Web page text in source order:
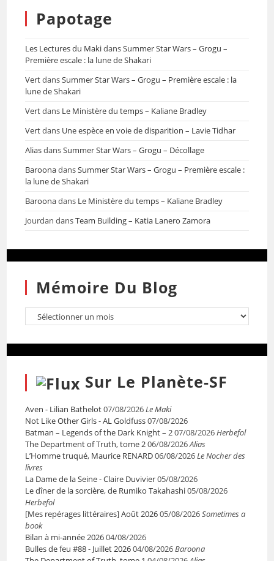
Papotage
Les Lectures du MakidansSummer Star Wars – Grogu –
Première escale : la lune de Shakari
VertdansSummer Star Wars – Grogu – Première escale : la
lune de Shakari
Vertdans Le Ministère du temps – Kaliane Bradley
Vertdans Une espèce en voie de disparition – Lavie Tidhar
AliasdansSummer Star Wars – Grogu – Décollage
BaroonadansSummer Star Wars – Grogu – Première escale :
la lune de Shakari
Baroonadans Le Ministère du temps – Kaliane Bradley
Jourdan dansTeam Building – Katia Lanero Zamora
Mémoire Du Blog
Sur Le Planète-SF
Aven - Lilian Bathelot07/08/2026Le Maki
Not Like Other Girls - AL Goldfuss07/08/2026
Batman – Legends of the Dark Knight – 207/08/2026Herbefol
The Department of Truth, tome 206/08/2026Alias
L’Homme truqué, Maurice RENARD06/08/2026Le Nocher des
livres
La Dame de la Seine - Claire Duvivier05/08/2026
Le dîner de la sorcière, de Rumiko Takahashi05/08/2026
Herbefol
[Mes repérages littéraires] Août 202605/08/2026Sometimes a
book
Bilan à mi-année 202604/08/2026
Bulles de feu #88 - Juillet 202604/08/2026Baroona